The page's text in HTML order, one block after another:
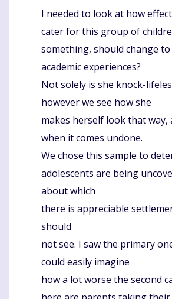
Komentaras
I needed to look at how
cater for this group of
something, should change
academic experiences?
Not solely is she knock-
however we see how she
makes herself look that way,
when it comes undone.
We chose this sample to
adolescents are being
about which
there is appreciable
should
not see. I saw the primary
could easily imagine
how a lot worse the second